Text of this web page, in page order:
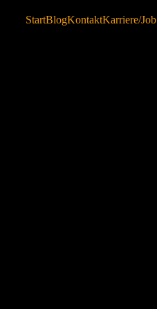
StartBlogKontaktKarriere/Job